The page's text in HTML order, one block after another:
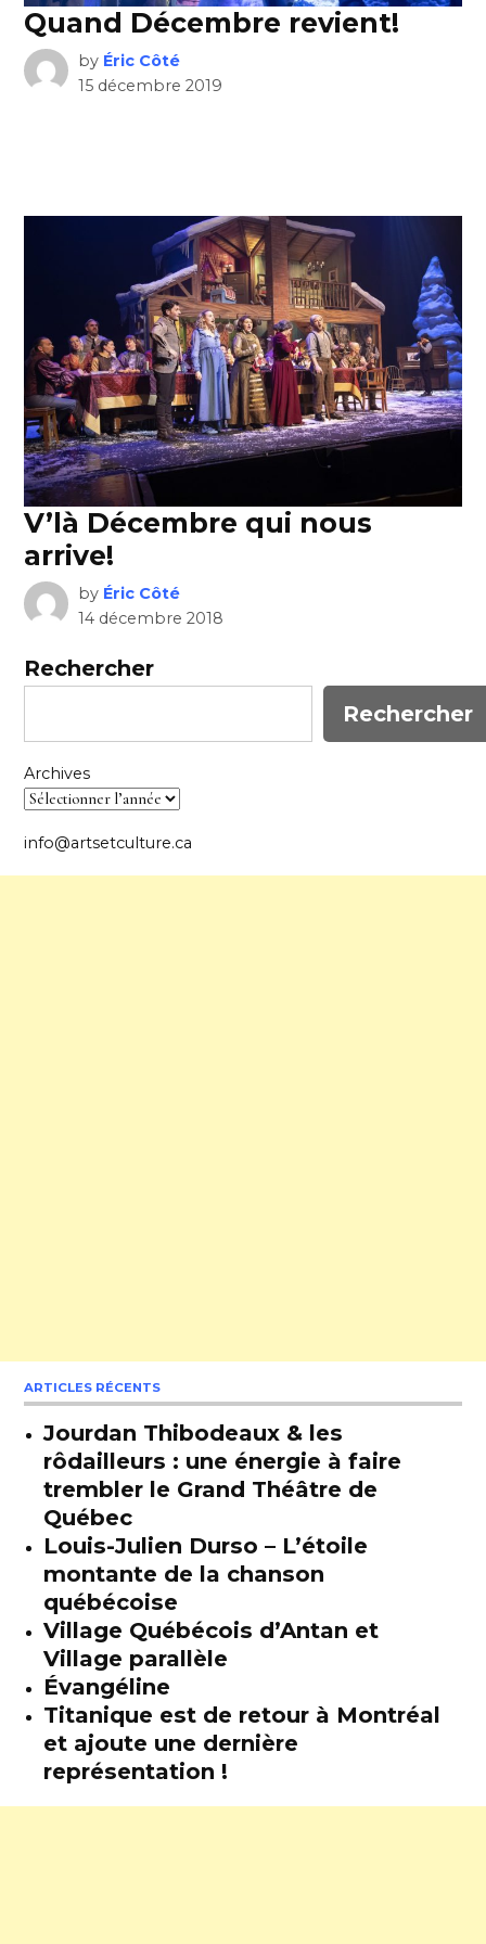
Quand Décembre revient!
by Éric Côté
15 décembre 2019
V’là Décembre qui nous
arrive!
by Éric Côté
14 décembre 2018
Rechercher
Rechercher
Archives
info@artsetculture.ca
ARTICLES RÉCENTS
Jourdan Thibodeaux & les
rôdailleurs : une énergie à faire
trembler le Grand Théâtre de
Québec
Louis-Julien Durso – L’étoile
montante de la chanson
québécoise
Village Québécois d’Antan et
Village parallèle
Évangéline
Titanique est de retour à Montréal
et ajoute une dernière
représentation !